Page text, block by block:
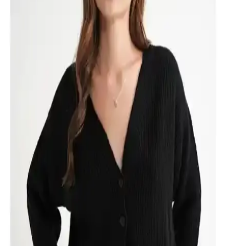
Penti'nin siyah kalp desenli külotlu çorabı, estetik tasarımı ve yüksek
kaliteli malzemeleriyle öne çıkıyor. Rahat ve dayanıklı yapısıyla
günlük kullanım için ideal, kullanıcı memnuniyeti ise yüksek
PAWWAYS Büyük Boy Siyah File Plaj Çantası
Fonksiyonellik ve Estetiğin Buluşması
PAWWAYS'in büyük boy, siyah renkli file plaj çantası, hafif ve
dayanıklı yapısıyla hava alır, geniş iç hacmiyle pratik kullanım
sağlar, sürdürülebilir ve şık tasarımıyla öne çıkar.
Erkekler İçin Siyah Kaban Seçimi ve Kombin
Önerileri - Modern ve Zamansız Stil Rehberi
Siyah erkek kabanları, şıklık ve fonksiyonelliğin buluştuğu, farklı
tarzlara uygun, dayanıklı ve zamansız parçalardır. Doğru seçimle her
ortamda tarzınızı yansıtabilirsiniz.
U.S. Polo Assn. Erkek Siyah Slim Fit Polo Yaka
Tişört Detaylı İnceleme ve Kullanım Önerileri
U.S. Polo Assn.'nin erkek siyah slim fit polo yaka tişörtü, %100
pamuk yapısı, şık tasarımı ve rahat kesimiyle günlük kullanım için
ideal. Kalite ve tarzı bir arada sunar.